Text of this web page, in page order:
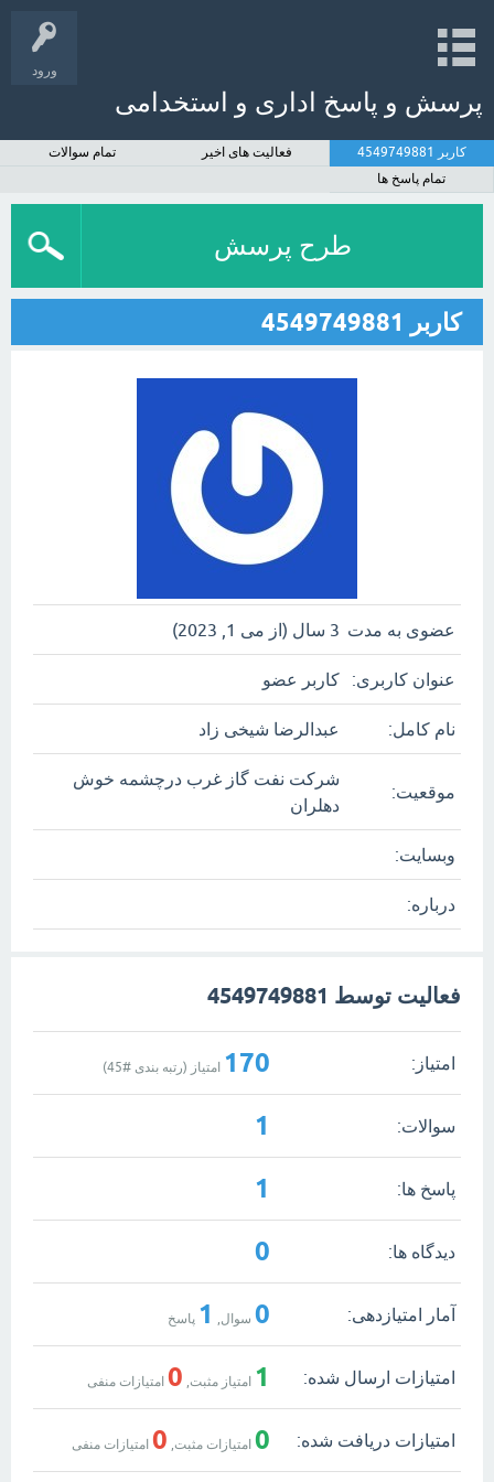
ورود
پرسش و پاسخ اداری و استخدامی
کاربر 4549749881 فعالیت های اخیر
تمام سوالات
تمام پاسخ ها
طرح پرسش
کاربر 4549749881
عضوی به مدت 3 سال (از می 1, 2023)
عنوان کاربری: کاربر عضو
نام کامل: عبدالرضا شیخی زاد
موقعیت:
شرکت نفت گاز غرب درچشمه خوش
دهلران
وبسایت:
درباره:
فعالیت توسط 4549749881
امتیاز: 170 امتیاز (رتبه بندی #45
)
سوالات: 1
پاسخ ها: 1
دیدگاه ها: 0
آمار امتیازدهی: 0 سوال, 1 پاسخ
امتیازات ارسال شده: 1 امتیاز مثبت, 0 امتیازات منفی
امتیازات دریافت شده: 0 امتیازات مثبت, 0 امتیازات منفی